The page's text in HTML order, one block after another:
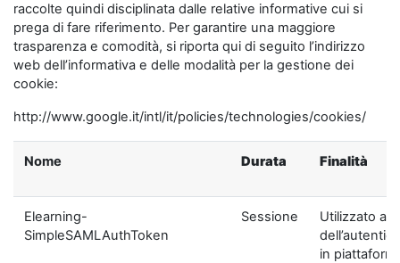
raccolte quindi disciplinata dalle relative informative cui si
prega di fare riferimento. Per garantire una maggiore
trasparenza e comodità, si riporta qui di seguito l’indirizzo
web dell’informativa e delle modalità per la gestione dei
cookie:
http://www.google.it/intl/it/policies/technologies/cookies/
Nome Durata Finalità
Elearning-
SimpleSAMLAuthToken
Sessione
Utilizzato ai
in